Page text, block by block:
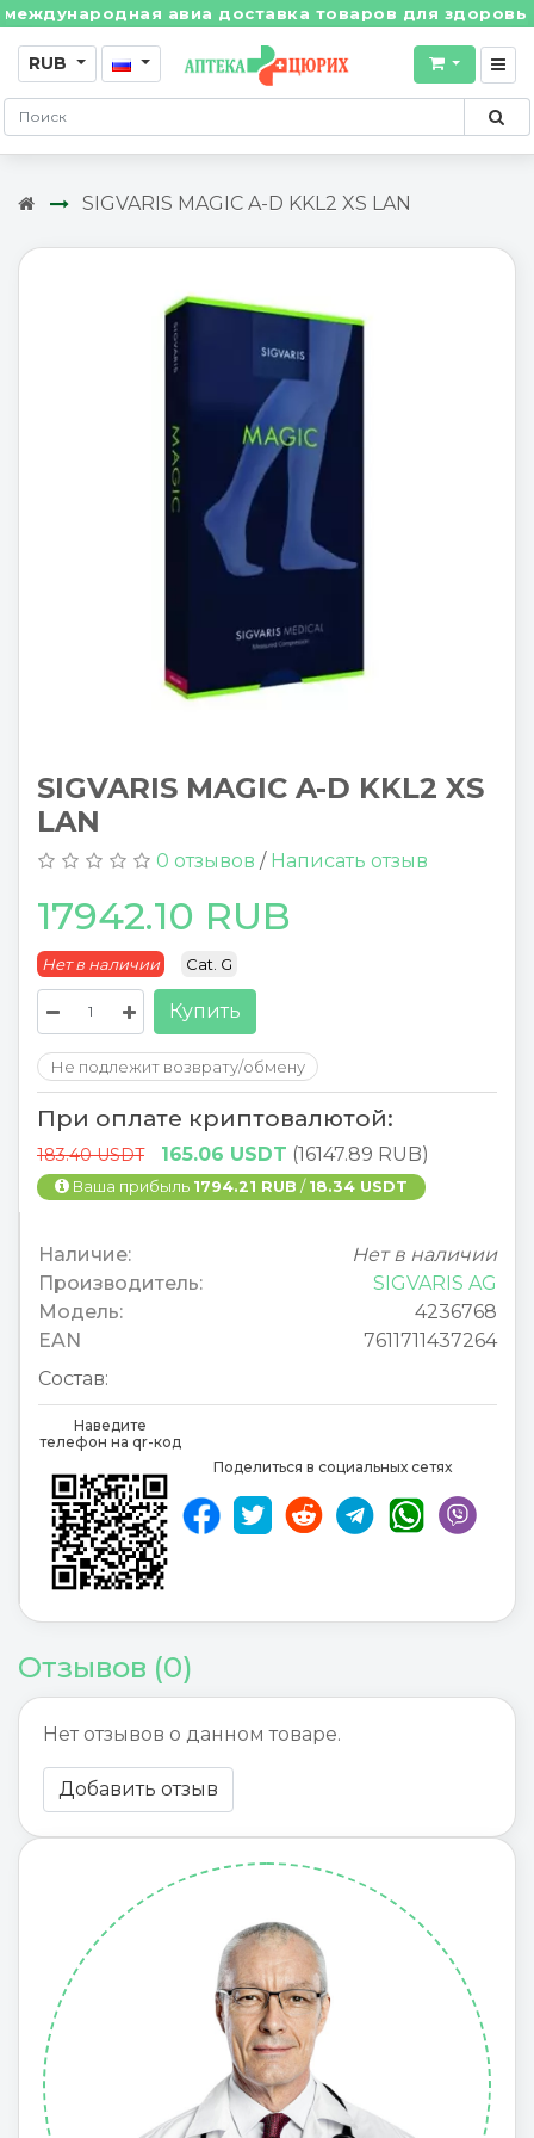
авиа доставка товаров для здоровья
RUB
SIGVARIS MAGIC A-D KKL2 XS LAN
SIGVARIS MAGIC A-D KKL2 XS
LAN
0 отзывов / Написать отзыв
17942.10 RUB
Нет в наличии Cat. G
Купить
Не подлежит возврату/обмену
При оплате криптовалютой:
183.40 USDT 165.06 USDT (16147.89 RUB)
Ваша прибыль 1794.21 RUB / 18.34 USDT
Наличие:
Нет в наличии
Производитель:
SIGVARIS AG
Модель:
4236768
EAN
7611711437264
Состав:
Наведите
телефон на qr-код
Поделиться в социальных сетях
Отзывов (0)
Нет отзывов о данном товаре.
Добавить отзыв